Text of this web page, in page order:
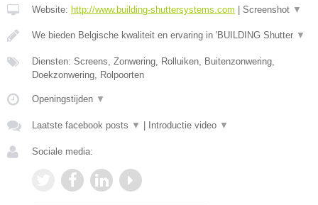
Website: http://www.building-shuttersystems.com Screenshot ▼
We bieden Belgische kwaliteit en ervaring in 'BUILDING Shutter ▼
Diensten: Screens, Zonwering, Rolluiken, Buitenzonwering,
Doekzonwering, Rolpoorten
Openingstijden ▼
Laatste facebook posts ▼ Introductie video ▼
Sociale media: